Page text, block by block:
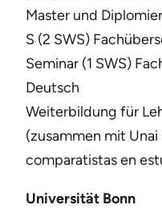
Master und
S (2 SWS)
Seminar (1 SWS)
Deutsch
Weiterbildung für
(zusammen mit
comparatistas en
Universität Bonn